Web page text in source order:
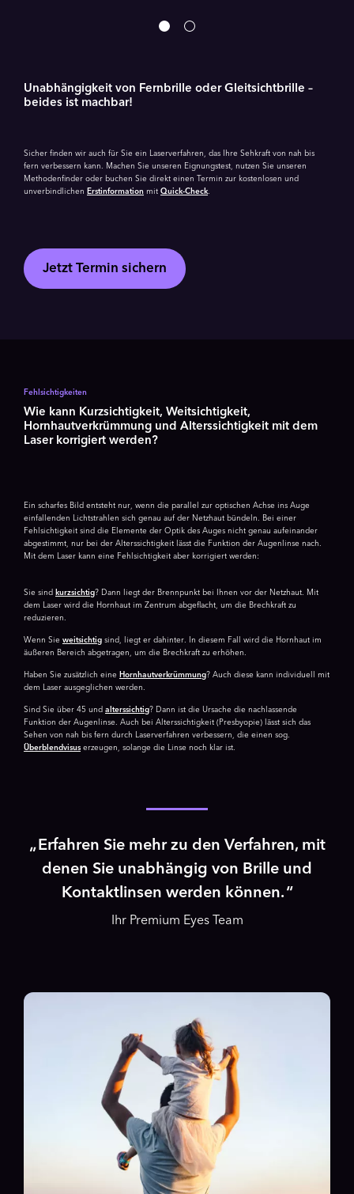
Unabhängigkeit von Fernbrille oder Gleitsichtbrille –
beides ist machbar!
Sicher finden wir auch für Sie ein Laserverfahren, das Ihre Sehkraft von nah bis
fern verbessern kann. Machen Sie unseren Eignungstest, nutzen Sie unseren
Methodenfinder oder buchen Sie direkt einen Termin zur kostenlosen und
unverbindlichen Erstinformation mit Quick-Check
Jetzt Termin sichern
Fehlsichtigkeiten
Wie kann Kurzsichtigkeit, Weitsichtigkeit,
Hornhautverkrümmung und Alterssichtigkeit mit dem
Laser korrigiert werden?
Ein scharfes Bild entsteht nur, wenn die parallel zur optischen Achse ins Auge
einfallenden Lichtstrahlen sich genau auf der Netzhaut bündeln. Bei einer
Fehlsichtigkeit sind die Elemente der Optik des Auges nicht genau aufeinander
abgestimmt, nur bei der Alterssichtigkeit lässt die Funktion der Augenlinse nach.
Mit dem Laser kann eine Fehlsichtigkeit aber korrigiert werden:
Sie sind kurzsichtig? Dann liegt der Brennpunkt bei Ihnen vor der Netzhaut. Mit
dem Laser wird die Hornhaut im Zentrum abgeflacht, um die Brechkraft zu
reduzieren.
Wenn Sie weitsichtig sind, liegt er dahinter. In diesem Fall wird die Hornhaut im
äußeren Bereich abgetragen, um die Brechkraft zu erhöhen.
Haben Sie zusätzlich eine Hornhautverkrümmung? Auch diese kann individuell mit
dem Laser ausgeglichen werden.
Sind Sie über 45 und alterssichtig? Dann ist die Ursache die nachlassende
Funktion der Augenlinse. Auch bei Alters­sichtigkeit (Presbyopie) lässt sich das
Sehen von nah bis fern durch Laserverfahren verbessern, die einen sog.
Überblendvisus erzeugen, solange die Linse noch klar ist.
Erfahren Sie mehr zu den Verfahren, mit
denen Sie unabhängig von Brille und
Kontaktlinsen werden können.
Ihr Premium Eyes Team